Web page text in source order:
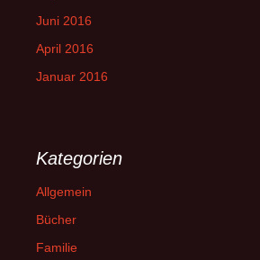
Juni 2016
April 2016
Januar 2016
Kategorien
Allgemein
Bücher
Familie